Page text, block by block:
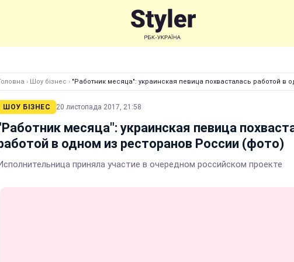
› Шоу бізнес › "Работник месяца": украинская певица похвасталась работой в
ШОУ БІЗНЕС 20 листопада 2017, 21:58
месяца": украинская певица
в одном из ресторанов России (фото)
приняла участие в очередном российском проекте